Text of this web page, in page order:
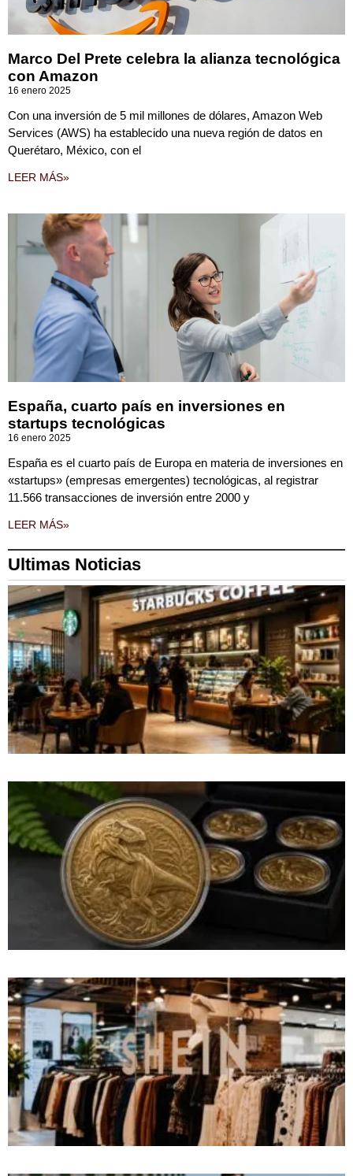
Marco Del Prete celebra la alianza tecnológica
con Amazon
16 enero 2025
Con una inversión de 5 mil millones de dólares, Amazon Web
Services (AWS) ha establecido una nueva región de datos en
Querétaro, México, con el
LEER MÁS»
España, cuarto país en inversiones en
startups tecnológicas
16 enero 2025
España es el cuarto país de Europa en materia de inversiones en
«startups» (empresas emergentes) tecnológicas, al registrar
11.566 transacciones de inversión entre 2000 y
LEER MÁS»
Ultimas Noticias